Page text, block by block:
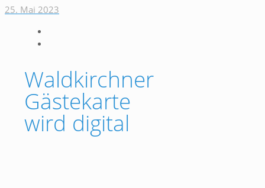
25. Mai 2023
Waldkirchner
Gästekarte
wird digital